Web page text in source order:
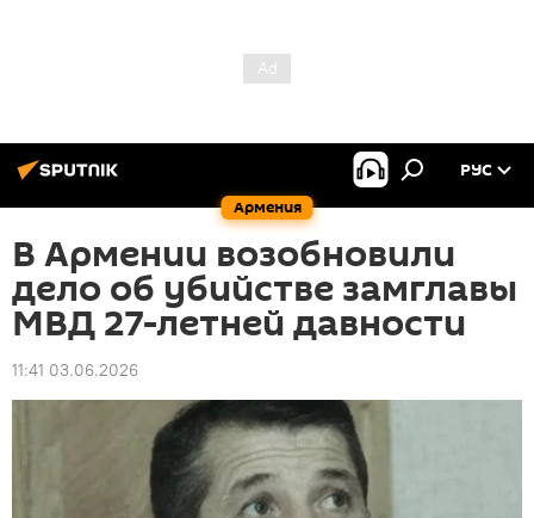
Армения
РУС
В Армении возобновили
дело об убийстве замглавы
МВД 27-летней давности
11:41 03.06.2026